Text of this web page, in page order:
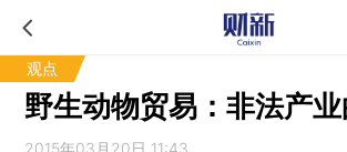
观点
野生动物贸易：非法产
2015年03月20日 11:43